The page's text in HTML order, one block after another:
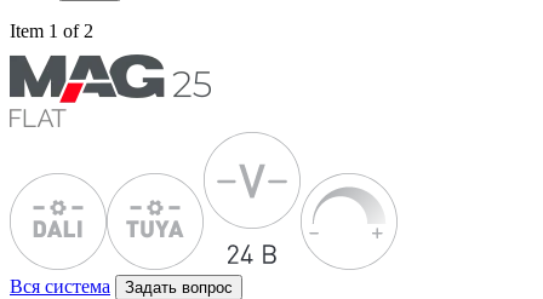
Item 1 of 2
Вся система Задать вопрос